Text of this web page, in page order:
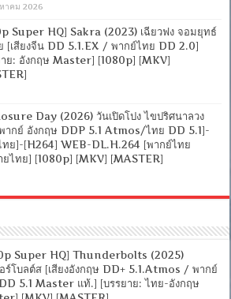
าคม 2026
Super HQ] Sakra (2023) เฉียวฟง จอมยุทธ์
[เสียงจีน DD 5.1.EX / พากย์ไทย DD 2.0]
าย: อังกฤษ Master] [1080p] [MKV]
Day (2026) วันเปิดโปง ไขปริศนาลวง
ากย์ อังกฤษ DDP 5.1 Atmos/ไทย DD 5.1]-
ทย]-[H264] WEB-DL.H.264 [พากย์ไทย
ยไทย] [1080p] [MKV] [MASTER]
Super HQ] Thunderbolts (2025)
ร์โบลต์ส [เสียงอังกฤษ DD+ 5.1.Atmos / พากย์
5.1 Master แท้.] [บรรยาย: ไทย-อังกฤษ